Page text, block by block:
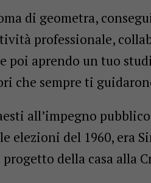
di geometra,
professionale,
poi aprendo un tuo
che sempre ti
all’impegno
elezioni del 1960, era
della casa alla